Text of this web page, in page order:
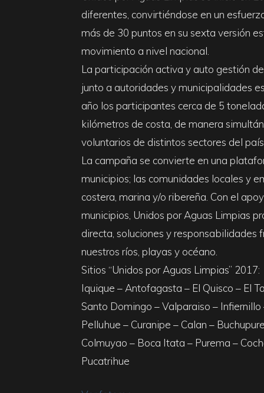
diferentes, convirtiéndose en un
más de 30 puntos en su sexta versión
movimiento a nivel nacional.
La participación activa y auto gestión
junto a autoridades y municipalidades
año los participantes cerca de 5
kilómetros de costa, de manera
voluntarios de distintos sectores del país.
La campaña se convierte en una
municipios; las comunidades locales y
costera, marina y/o ribereña. Con el
municipios, Unidos por Aguas Limpias
directa, soluciones y
nuestros ríos, playas y océano.
Sitios “Unidos por Aguas Limpias” 2017:
Iquique – Antofagasta – El Quisco – El
Santo Domingo – Valparaiso –
Pelluhue – Curanipe – Calan –
Colmuyao – Boca Itata – Purema –
Pucatrihue